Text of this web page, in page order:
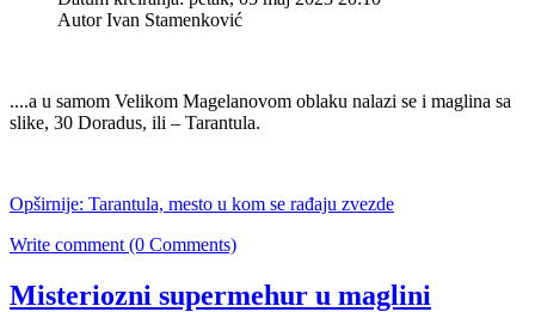
Autor Ivan Stamenković
....a u samom Velikom Magelanovom oblaku nalazi se i maglina sa
slike, 30 Doradus, ili – Tarantula.
Opširnije: Tarantula, mesto u kom se rađaju zvezde
Write comment (0 Comments)
Misteriozni supermehur u maglini